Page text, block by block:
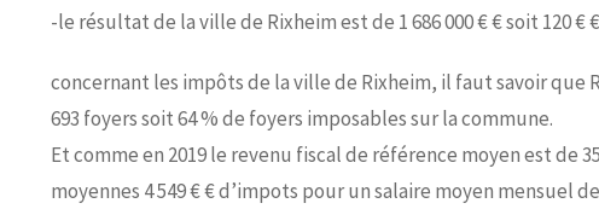
-le résultat de la ville de Rixheim est de 1 686 000 € € soit 120 €
concernant les impôts de la ville de Rixheim, il faut savoir que
693 foyers soit 64 % de foyers imposables sur la commune.
Et comme en 2019 le revenu fiscal de référence moyen est de
moyennes 4 549 € € d’impots pour un salaire moyen mensuel de